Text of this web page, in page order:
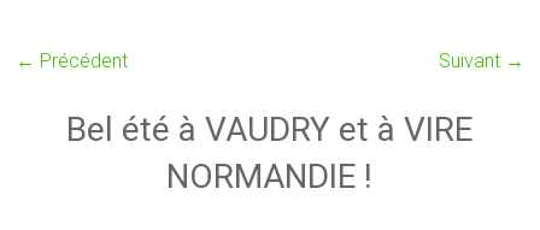
← Précédent Suivant →
Bel été à VAUDRY et à VIRE
NORMANDIE !